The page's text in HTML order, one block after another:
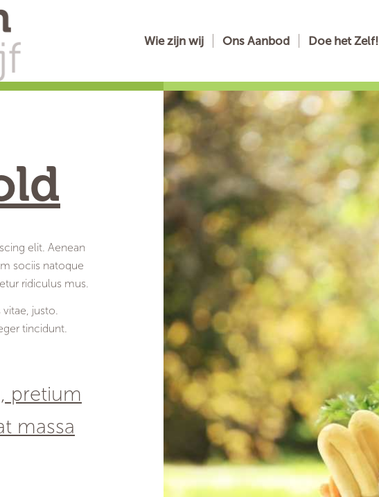
Wie zijn wij Ons Aanbod Doe het Zelf!
elit. Aenean
sociis natoque
ridiculus mus.
justo.
tincidunt.
pretium
massa